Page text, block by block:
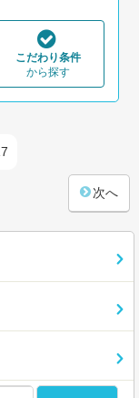
こだわり条件
から探す
次へ